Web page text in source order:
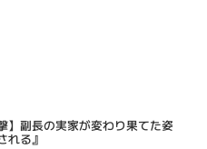
】副長の実家が変わり果てた姿
れる』